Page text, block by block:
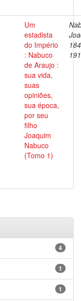
Um
estadista
do Império
: Nabuco
de Araujo :
sua vida,
suas
opiniões,
sua época,
por seu
filho
Joaquim
Nabuco
(Tomo 1)
4
1
1